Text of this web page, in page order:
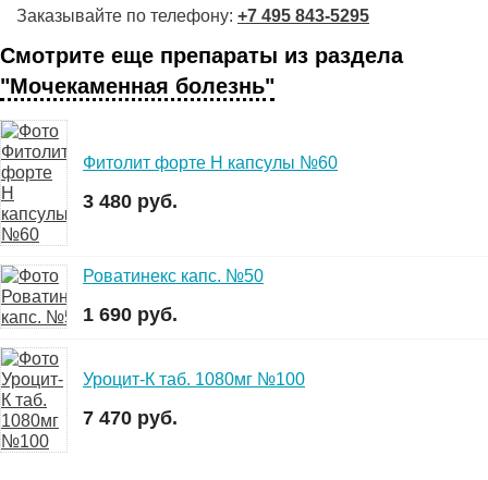
Заказывайте по телефону: +7 495 843-5295
Смотрите еще препараты из раздела
"Мочекаменная болезнь"
Фитолит форте Н капсулы №60
3 480 руб.
Роватинекс капс. №50
1 690 руб.
Уроцит-К таб. 1080мг №100
7 470 руб.